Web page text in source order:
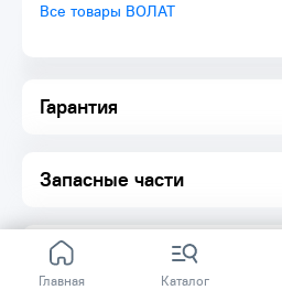
Главная Каталог
Гарантия
Запасные части
Кувалда 1 шт.
Все товары ВОЛАТ